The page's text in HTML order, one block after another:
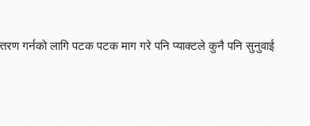
गर्नको लागि पटक पटक माग गरे पनि प्याक्टले कुनै पनि सुनुवाई